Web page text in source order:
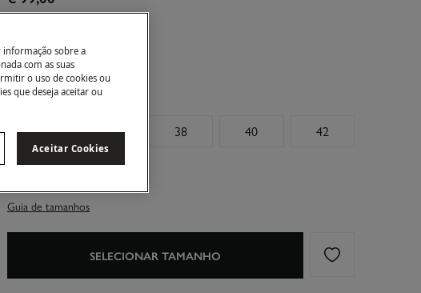
Tamanho:
34
36 38 40 42
44
Guia de tamanhos
SELECIONAR TAMANHO
informação sobre a
com as suas
o uso de cookies ou
que deseja aceitar ou
Aceitar Cookies